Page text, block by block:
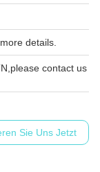
details.
contact us
Sie Uns Jetzt